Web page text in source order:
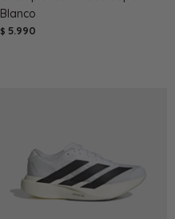
Blanco
$ 5.990